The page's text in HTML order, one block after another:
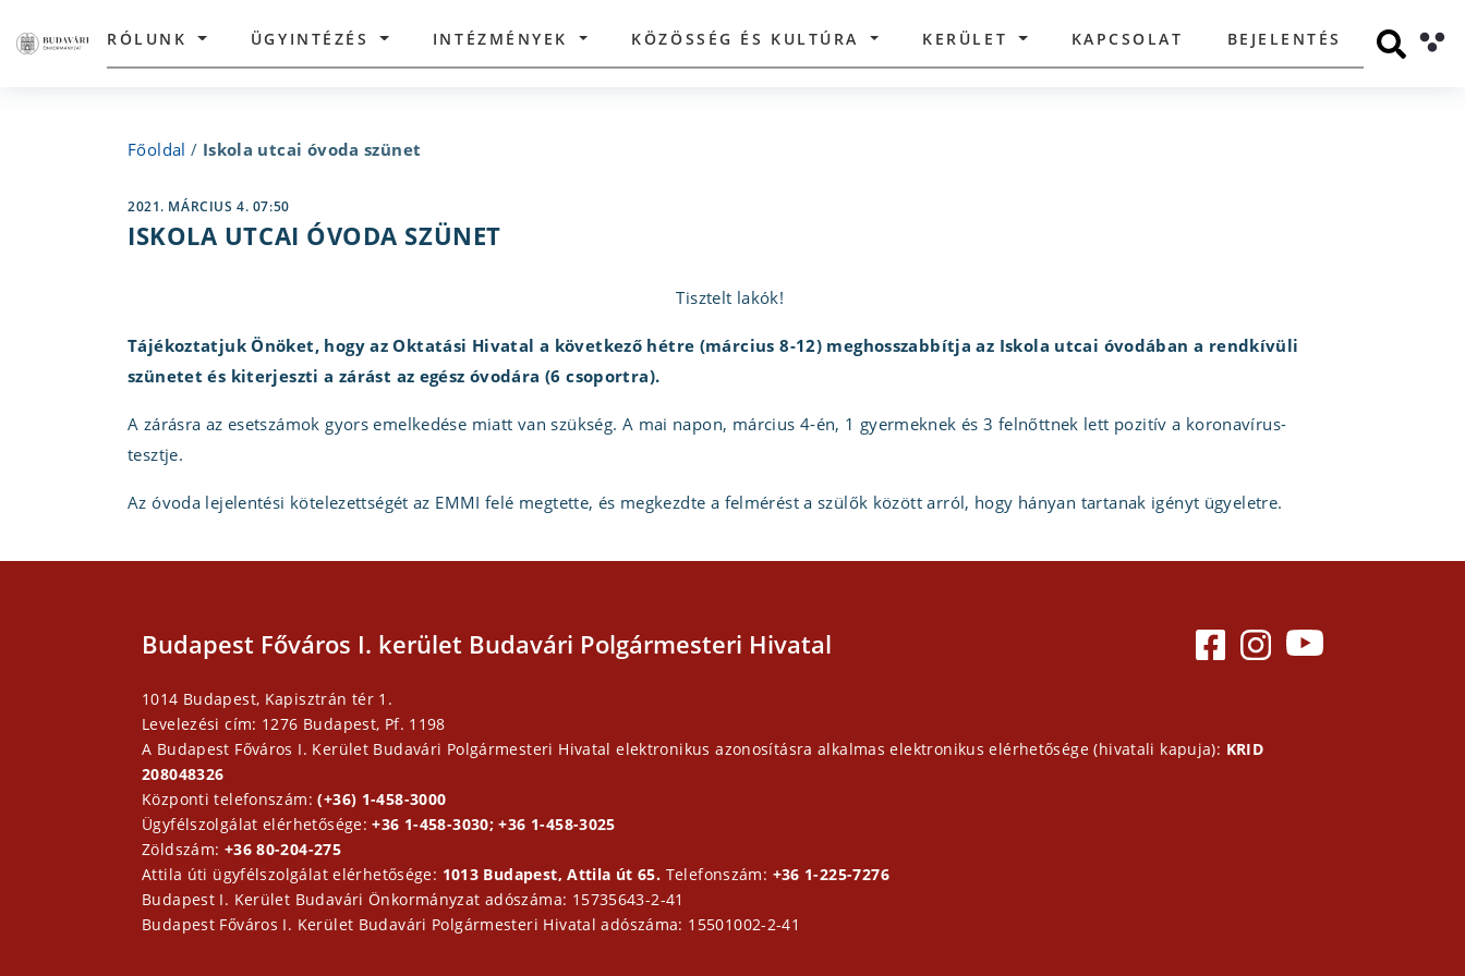
RÓLUNK ÜGYINTÉZÉS INTÉZMÉNYEK KÖZÖSSÉG ÉS KULTÚRA KERÜLET KAPCSOLAT BEJELENTÉS
Főoldal / Iskola utcai óvoda szünet
2021. MÁRCIUS 4. 07:50
ISKOLA UTCAI ÓVODA SZÜNET
Tisztelt lakók!
Tájékoztatjuk Önöket, hogy az Oktatási Hivatal a következő hétre (március 8-12) meghosszabbítja az Iskola utcai óvodában a rendkívüli
szünetet és kiterjeszti a zárást az egész óvodára (6 csoportra).
A zárásra az esetszámok gyors emelkedése miatt van szükség. A mai napon, március 4-én, 1 gyermeknek és 3 felnőttnek lett pozitív a koronavírus-
tesztje.
Az óvoda lejelentési kötelezettségét az EMMI felé megtette, és megkezdte a felmérést a szülők között arról, hogy hányan tartanak igényt ügyeletre.
Budapest Főváros I. kerület Budavári Polgármesteri Hivatal
1014 Budapest, Kapisztrán tér 1.
Levelezési cím: 1276 Budapest, Pf. 1198
A Budapest Főváros I. Kerület Budavári Polgármesteri Hivatal elektronikus azonosításra alkalmas elektronikus elérhetősége (hivatali kapuja): KRID
208048326
Központi telefonszám:(+36) 1-458-3000
Ügyfélszolgálat elérhetősége:+36 1-458-3030; +36 1-458-3025
Zöldszám: +36 80-204-275
Attila úti ügyfélszolgálat elérhetősége: 1013 Budapest, Attila út 65. Telefonszám: +36 1-225-7276
Budapest I. Kerület Budavári Önkormányzat adószáma: 15735643-2-41
Budapest Főváros I. Kerület Budavári Polgármesteri Hivatal adószáma: 15501002-2-41